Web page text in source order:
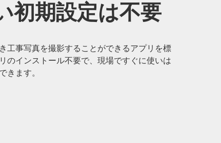
初期設定は不要
工事写真を撮影することができるアプリを標
のインストール不要で、現場ですぐに使いは
きます。